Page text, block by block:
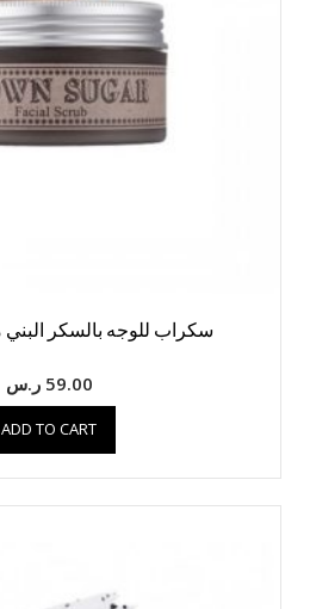
سكراب للوجه بالسكر
59.00 ر.س
ADD TO CART